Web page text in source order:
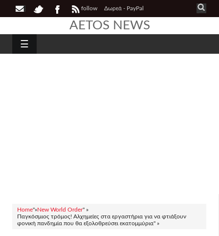
follow Δωρεά - PayPal
AETOS NEWS
☰
Home"»New World Order" »
Παγκόσμιος τρόμος! Αλχημείες στα εργαστήρια για να φτιάξουν
φονική πανδημία που θα εξολοθρεύσει εκατομμύρια" »